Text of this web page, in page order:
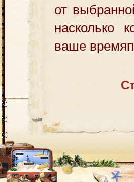
от
насколько
ваше